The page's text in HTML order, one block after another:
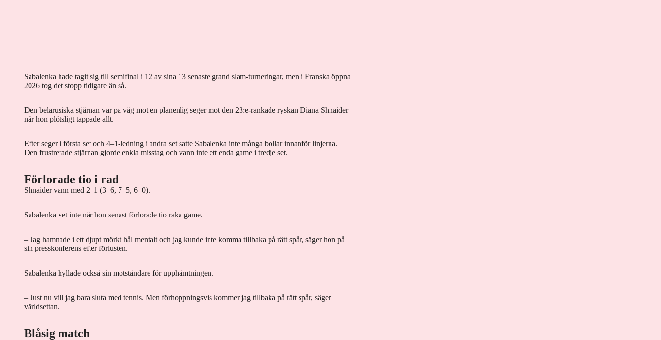
Sabalenka hade tagit sig till semifinal i 12 av sina 13 senaste grand slam-turneringar, men i Franska öppna
2026 tog det stopp tidigare än så.
Den belarusiska stjärnan var på väg mot en planenlig seger mot den 23:e-rankade ryskan Diana Shnaider
när hon plötsligt tappade allt.
Efter seger i första set och 4–1-ledning i andra set satte Sabalenka inte många bollar innanför linjerna.
Den frustrerade stjärnan gjorde enkla misstag och vann inte ett enda game i tredje set.
Förlorade tio i rad
Shnaider vann med 2–1 (3–6, 7–5, 6–0).
Sabalenka vet inte när hon senast förlorade tio raka game.
– Jag hamnade i ett djupt mörkt hål mentalt och jag kunde inte komma tillbaka på rätt spår, säger hon på
sin presskonferens efter förlusten.
Sabalenka hyllade också sin motståndare för upphämtningen.
– Just nu vill jag bara sluta med tennis. Men förhoppningsvis kommer jag tillbaka på rätt spår, säger
världsettan.
Blåsig match